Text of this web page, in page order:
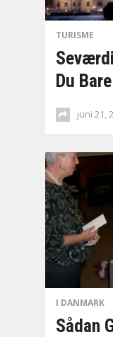
TURISME
Du
juni 21,
I DANMARK
Sådan